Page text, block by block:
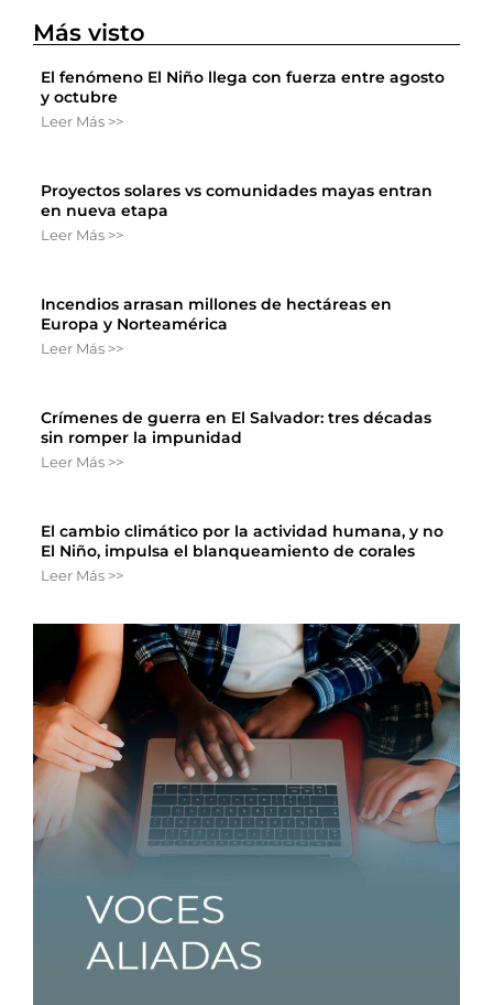
Más visto
El fenómeno El Niño llega con fuerza entre agosto
y octubre
Leer Más >>
Proyectos solares vs comunidades mayas entran
en nueva etapa
Leer Más >>
Incendios arrasan millones de hectáreas en
Europa y Norteamérica
Leer Más >>
Crímenes de guerra en El Salvador: tres décadas
sin romper la impunidad
Leer Más >>
El cambio climático por la actividad humana, y no
El Niño, impulsa el blanqueamiento de corales
Leer Más >>